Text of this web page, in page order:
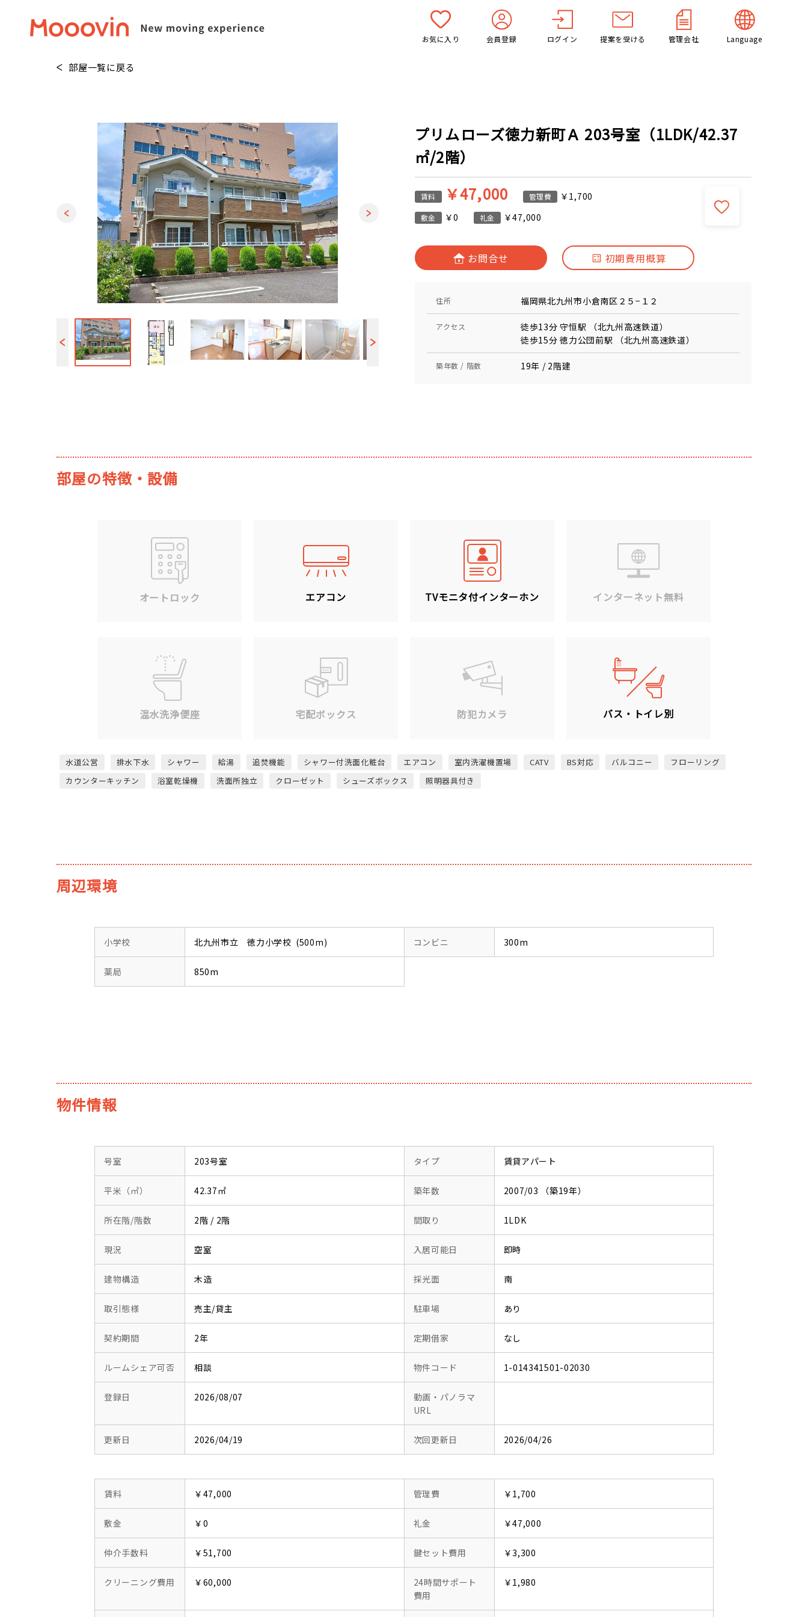
お気に入り 会員登録 ログイン 提案を受ける 管理会社 Language
部屋一覧に戻る
プリムローズ徳力新町Ａ 203号室（1LDK/42.37
㎡/2階）
賃料 ￥47,000 管理費 ￥1,700
敷金 ￥0 礼金 ￥47,000
お問合せ 初期費用概算
住所 福岡県北九州市小倉南区２５−１２
アクセス
徒歩13分 守恒駅 （北九州高速鉄道）
徒歩15分 徳力公団前駅 （北九州高速鉄道）
築年数 / 階数 19年 / 2階建
部屋の特徴・設備
オートロック エアコン TVモニタ付インターホン インターネット無料
温水洗浄便座 宅配ボックス 防犯カメラ バス・トイレ別
水道公営 排水下水 シャワー 給湯 追焚機能 シャワー付洗面化粧台 エアコン 室内洗濯機置場 CATV BS対応 バルコニー
フローリング
カウンターキッチン
浴室乾燥機 洗面所独立 クローゼット シューズボックス 照明器具付き
周辺環境
小学校 北九州市立 徳力小学校 (500m) コンビニ 300m
薬局 850m
物件情報
号室 203号室 タイプ 賃貸アパート
平米（㎡） 42.37㎡ 築年数 2007/03 （築19年）
所在階/階数 2階 / 2階 間取り 1LDK
現況 空室 入居可能日 即時
建物構造 木造 採光面 南
取引態様 売主/貸主 駐車場 あり
契約期間 2年 定期借家 なし
ルームシェア可否 相談 物件コード 1-014341501-02030
登録日 2026/08/07
動画・パノラマ
URL
更新日 2026/04/19 次回更新日 2026/04/26
賃料 ￥47,000 管理費 ￥1,700
敷金 ￥0 礼金 ￥47,000
仲介手数料 ￥51,700 鍵セット費用 ￥3,300
クリーニング費用 ￥60,000
24時間サポート
費用
￥1,980